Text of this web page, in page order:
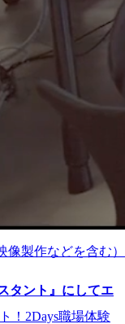
製作などを含む）
タント』にしてエ
！2Days職場体験